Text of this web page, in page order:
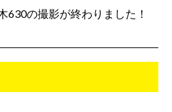
の撮影が終わりました！